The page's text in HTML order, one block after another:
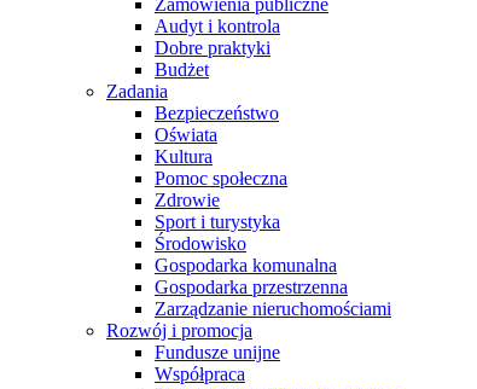
Zamówienia publiczne
Audyt i kontrola
Dobre praktyki
Budżet
Zadania
Bezpieczeństwo
Oświata
Kultura
Pomoc społeczna
Zdrowie
Sport i turystyka
Środowisko
Gospodarka komunalna
Gospodarka przestrzenna
Zarządzanie nieruchomościami
Rozwój i promocja
Fundusze unijne
Współpraca